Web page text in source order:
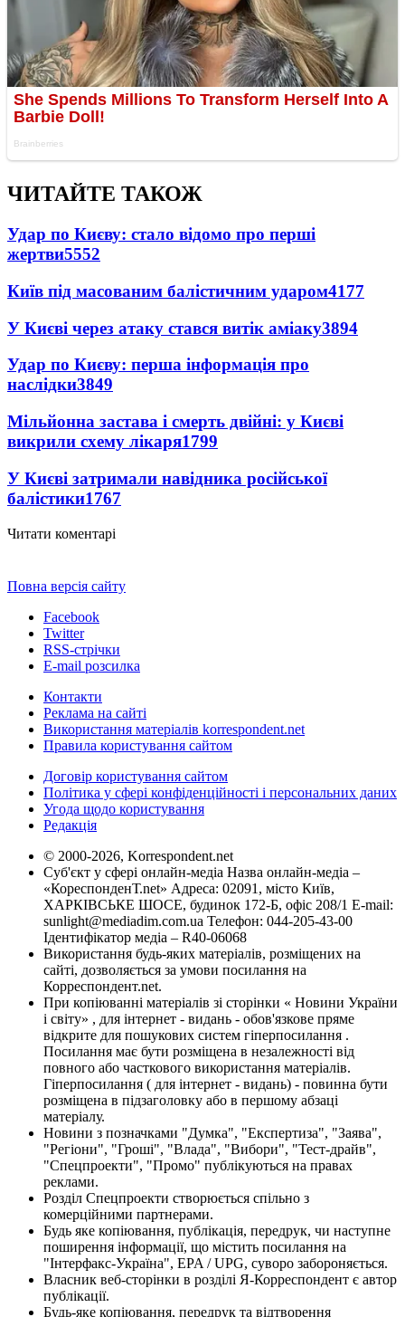
ЧИТАЙТЕ ТАКОЖ
Удар по Києву: стало відомо про перші
жертви5552
Київ під масованим балістичним ударом4177
У Києві через атаку стався витік аміаку3894
Удар по Києву: перша інформація про
наслідки3849
Мільйонна застава і смерть двійні: у Києві
викрили схему лікаря1799
У Києві затримали навідника російської
балістики1767
Читати коментарі
Повна версія сайту
Facebook
Twitter
RSS-стрічки
E-mail розсилка
Контакти
Реклама на сайті
Використання матеріалів korrespondent.net
Правила користування сайтом
Договір користування сайтом
Політика у сфері конфіденційності і персональних даних
Угода щодо користування
Редакція
© 2000-2026, Korrespondent.net
Суб'єкт у сфері онлайн-медіа Назва онлайн-медіа –
«КореспонденТ.net» Адреса: 02091, місто Київ,
ХАРКІВСЬКЕ ШОСЕ, будинок 172-Б, офіс 208/1 E-mail:
sunlight@mediadim.com.ua Телефон: 044-205-43-00
Ідентифікатор медіа – R40-06068
Використання будь-яких матеріалів, розміщених на
сайті, дозволяється за умови посилання на
Корреспондент.net.
При копіюванні матеріалів зі сторінки « Новини України
і світу» , для інтернет - видань - обов'язкове пряме
відкрите для пошукових систем гіперпосилання .
Посилання має бути розміщена в незалежності від
повного або часткового використання матеріалів.
Гіперпосилання ( для інтернет - видань) - повинна бути
розміщена в підзаголовку або в першому абзаці
матеріалу.
Новини з позначками "Думка", "Експертиза", "Заява",
"Регіони", "Гроші", "Влада", "Вибори", "Тест-драйв",
"Спецпроекти", "Промо" публікуються на правах
реклами.
Розділ Спецпроекти створюється спільно з
комерційними партнерами.
Будь яке копіювання, публікація, передрук, чи наступне
поширення інформації, що містить посилання на
"Інтерфакс-Україна", EPA / UPG, суворо забороняється.
Власник веб-сторінки в розділі Я-Корреспондент є автор
публікації.
Будь-яке копіювання, передрук та відтворення